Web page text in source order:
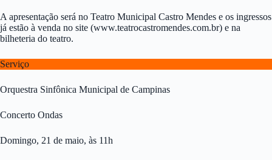
A apresentação será no Teatro Municipal Castro Mendes e os ingressos
já estão à venda no site (www.teatrocastromendes.com.br) e na
bilheteria do teatro.
Serviço
Orquestra Sinfônica Municipal de Campinas
Concerto Ondas
Domingo, 21 de maio, às 11h